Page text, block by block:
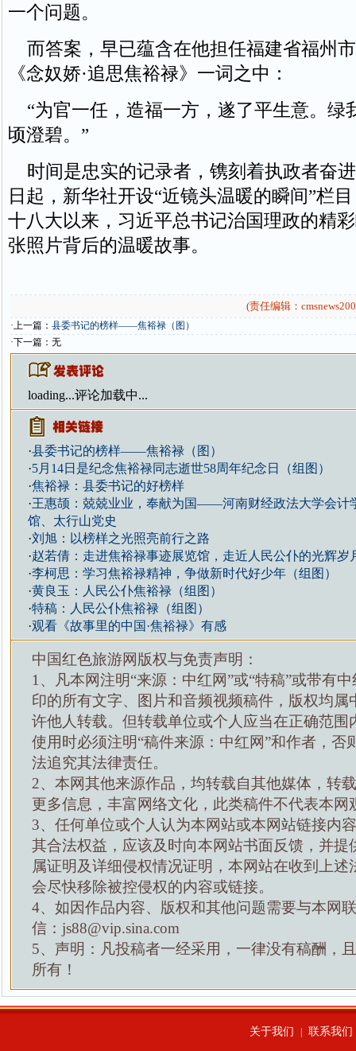
一个问题。
而答案，早已蕴含在他担任福建省福州
《念奴娇·追思焦裕禄》一词之中：
“为官一任，造福一方，遂了平生意。绿
顷澄碧。”
时间是忠实的记录者，镌刻着执政者奋
日起，新华社开设“近镜头温暖的瞬间”栏
十八大以来，习近平总书记治国理政的精
张照片背后的温暖故事。
(责任编辑：
·上一篇： 县委书记的榜样——焦裕禄（图）
·下一篇：无
loading...评论加载中...
·县委书记的榜样——焦裕禄（图）
·5月14日是纪念焦裕禄同志逝世58周年纪念日（组图）
·焦裕禄：县委书记的好榜样
·王惠颉：兢兢业业，奉献为国——河南财经政法大学会计
馆、太行山党史
·刘旭：以榜样之光照亮前行之路
·赵若倩：走进焦裕禄事迹展览馆，走近人民公仆的光辉岁
·李柯思：学习焦裕禄精神，争做新时代好少年（组图）
·黄良玉：人民公仆焦裕禄（组图）
·特稿：人民公仆焦裕禄（组图）
·观看《故事里的中国·焦裕禄》有感
中国红色旅游网版权与免责声明：
1、凡本网注明“来源：中红网”或“特稿”或带有
印的所有文字、图片和音频视频稿件，版权均属
许他人转载。但转载单位或个人应当在正确范围
使用时必须注明“稿件来源：中红网”和作者，否
法追究其法律责任。
2、本网其他来源作品，均转载自其他媒体，转
更多信息，丰富网络文化，此类稿件不代表本网
3、任何单位或个人认为本网站或本网站链接内
其合法权益，应该及时向本网站书面反馈，并提
属证明及详细侵权情况证明，本网站在收到上述
会尽快移除被控侵权的内容或链接。
4、如因作品内容、版权和其他问题需要与本网
信：js88@vip.sina.com
5、声明：凡投稿者一经采用，一律没有稿酬，
所有！
关于我们 联系我们